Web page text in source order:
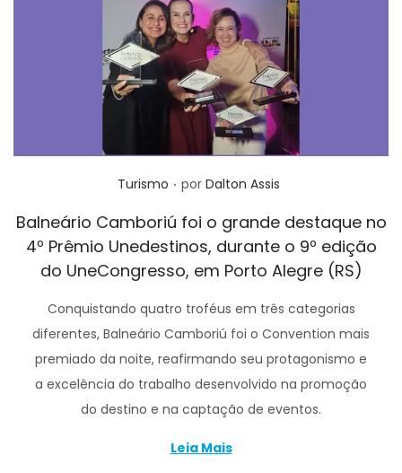
Posted in
Turismo . por Dalton Assis
Balneário Camboriú foi o grande destaque no
4º Prêmio Unedestinos, durante o 9º edição
do UneCongresso, em Porto Alegre (RS)
Conquistando quatro troféus em três categorias
diferentes, Balneário Camboriú foi o Convention mais
premiado da noite, reafirmando seu protagonismo e
a excelência do trabalho desenvolvido na promoção
do destino e na captação de eventos.
Leia Mais